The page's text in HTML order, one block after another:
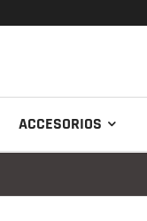
ACCESORIOS